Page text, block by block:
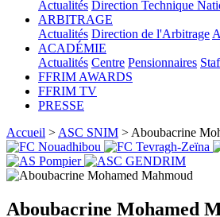
Actualités Direction Technique
ARBITRAGE
Actualités Direction de l'Arbitrage
ACADÉMIE
Actualités Centre Pensionnaires
FFRIM AWARDS
FFRIM TV
PRESSE
Accueil > ASC SNIM > Aboubacrine
Aboubacrine Mohamed